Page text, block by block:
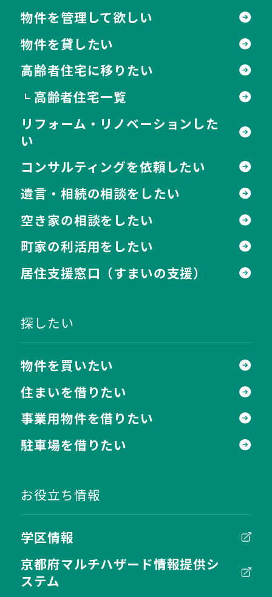
物件を管理して欲しい
物件を貸したい
高齢者住宅に移りたい
┗ 高齢者住宅一覧
リフォーム・リノベーションした
い
コンサルティングを依頼したい
遺言・相続の相談をしたい
空き家の相談をしたい
町家の利活用をしたい
居住支援窓口 （すまいの支援）
探したい
物件を買いたい
住まいを借りたい
事業用物件を借りたい
駐車場を借りたい
お役立ち情報
学区情報
京都府マルチハザード情報提供シ
ステム